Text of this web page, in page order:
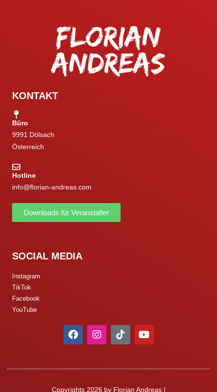
KONTAKT
Büro
9991 Dölsach
Österreich
Hotline
info@florian-andreas.com
Downloads für Veranstalter
SOCIAL MEDIA
Instagram
TikTok
Facebook
YouTube
Copyrights 2026 by Florian Andreas |